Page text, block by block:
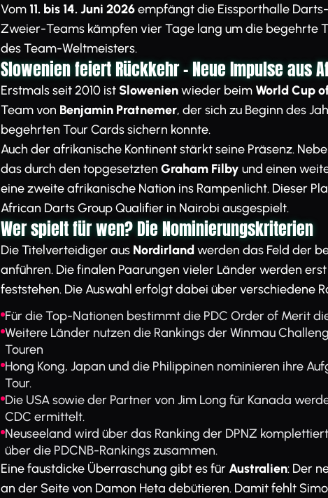
Vom11. bis 14. Juni 2026empfängt die Eissporthalle
Zweier-Teams kämpfen vier Tage lang um die begehrte
des Team-Weltmeisters.
Slowenien feiert Rückkehr – Neue Impulse aus
Erstmals seit 2010 ist Slowenienwieder beim World Cup
Team von Benjamin Pratnemer, der sich zu Beginn des
begehrten Tour Cards sichern konnte.
Auch der afrikanische Kontinent stärkt seine Präsenz.
das durch den topgesetzten Graham Filby und einen
eine zweite afrikanische Nation ins Rampenlicht. Dieser
African Darts Group Qualifier in Nairobi ausgespielt.
Wer spielt für wen? Die Nominierungskriterien
Die Titelverteidiger aus Nordirland werden das Feld der
anführen. Die finalen Paarungen vieler Länder werden
feststehen. Die Auswahl erfolgt dabei über verschiedene
Für die Top-Nationen bestimmt die PDC Order of Merit
Weitere Länder nutzen die Rankings der Winmau
Touren
Hong Kong, Japan und die Philippinen nominieren ihre
Tour.
Die USA sowie der Partner von Jim Long für Kanada
CDC ermittelt.
Neuseeland wird über das Ranking der DPNZ
über die PDCNB-Rankings zusammen.
Eine faustdicke Überraschung gibt es fürAustralien: Der
an der Seite von Damon Heta debütieren. Damit fehlt